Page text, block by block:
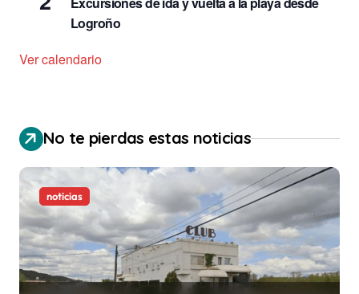
Logroño
Ver calendario
No te pierdas estas noticias
noticias